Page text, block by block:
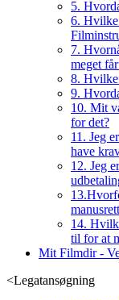
5.
6.
7.
meget
8.
9.
10. Mit
for det?
11. Jeg
have
12. Jeg
14.
til for at
Mit Filmdir -
<Legatansøgning